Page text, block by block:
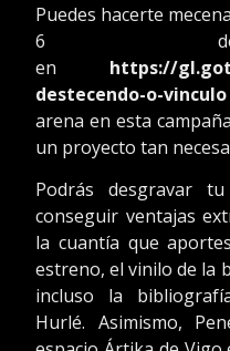
Puedes hacerte
6 de
en https://
destecendo-o-vinculo
arena en esta
un proyecto tan
Podrás desgravar
conseguir ventajas
la cuantía que
estreno, el vinilo de la
incluso la
Hurlé. Asimismo,